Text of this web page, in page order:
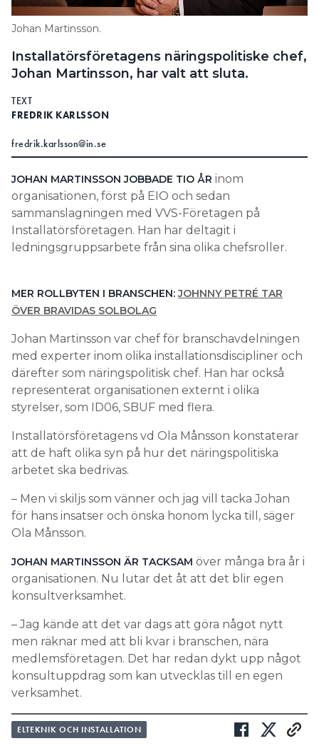
Search for:
Johan Martinsson.
Installatörsföretagens näringspolitiske chef,
Johan Martinsson, har valt att sluta.
TEXT
FREDRIK KARLSSON
fredrik.karlsson@in.se
JOHAN MARTINSSON JOBBADE TIO ÅR inom
organisationen, först på EIO och sedan
sammanslagningen med VVS-Företagen på
Installatörsföretagen. Han har deltagit i
ledningsgruppsarbete från sina olika chefsroller.
MER ROLLBYTEN I BRANSCHEN:JOHNNY PETRÉ TAR
ÖVER BRAVIDAS SOLBOLAG
Johan Martinsson var chef för branschavdelningen
med experter inom olika installationsdiscipliner och
därefter som näringspolitisk chef. Han har också
representerat organisationen externt i olika
styrelser, som ID06, SBUF med flera.
Installatörsföretagens vd Ola Månsson konstaterar
att de haft olika syn på hur det näringspolitiska
arbetet ska bedrivas.
– Men vi skiljs som vänner och jag vill tacka Johan
för hans insatser och önska honom lycka till, säger
Ola Månsson.
JOHAN MARTINSSON ÄR TACKSAM över många bra år i
organisationen. Nu lutar det åt att det blir egen
konsultverksamhet.
– Jag kände att det var dags att göra något nytt
men räknar med att bli kvar i branschen, nära
medlemsföretagen. Det har redan dykt upp något
konsultuppdrag som kan utvecklas till en egen
verksamhet.
ELTEKNIK OCH INSTALLATION